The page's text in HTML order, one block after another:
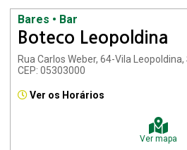
Bares • Bar
Boteco Leopoldina
Rua Carlos Weber, 64-Vila Leopoldina,
CEP: 05303000
Ver os Horários
Ver mapa